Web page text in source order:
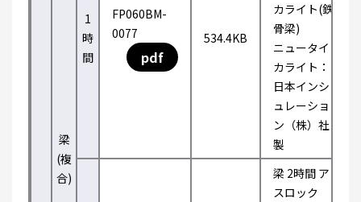
梁
(複
合)
1
時
間
FP060BM-
0077
pdf
534.4KB
カライト(鉄
骨梁)
ニュータイ
カライト：
日本インシ
ュレーショ
ン（株）社
製
梁 2時間 ア
スロック